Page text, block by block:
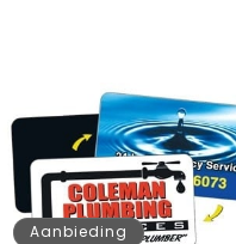
Aanbieding